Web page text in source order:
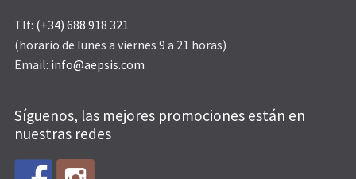
Tlf: (+34) 688 918 321
(horario de lunes a viernes 9 a 21 horas)
Email: info@aepsis.com
Síguenos, las mejores promociones están en
nuestras redes